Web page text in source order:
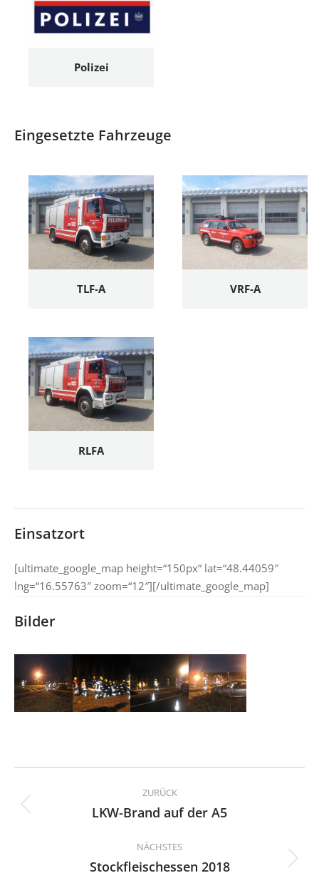
Polizei
Eingesetzte Fahrzeuge
TLF-A VRF-A
RLFA
Einsatzort
[ultimate_google_map height=“150px“ lat=“48.44059″
lng=“16.55763″ zoom=“12″][/ultimate_google_map]
Bilder
Kommentarnavigation
ZURÜCK
Vorheriger
LKW-Brand auf der A5
NÄCHSTES
Nächster
Stockfleischessen 2018